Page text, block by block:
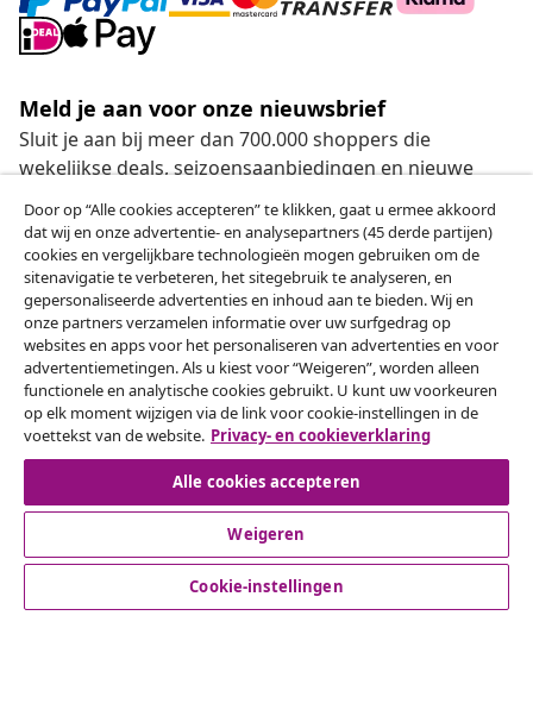
Meld je aan voor onze nieuwsbrief
Sluit je aan bij meer dan 700.000 shoppers die
wekelijkse deals, seizoensaanbiedingen en nieuwe
Onze sociale media
Herroeping van de overeenkomst
Een annulering voor je bestelling indienen
Herroeping van de overeenkomst
Klantenservice
Door op “Alle cookies accepteren” te klikken, gaat u ermee akkoord
dat wij en onze advertentie- en analysepartners (45 derde partijen)
cookies en vergelijkbare technologieën mogen gebruiken om de
sitenavigatie te verbeteren, het sitegebruik te analyseren, en
gepersonaliseerde advertenties en inhoud aan te bieden. Wij en
onze partners verzamelen informatie over uw surfgedrag op
websites en apps voor het personaliseren van advertenties en voor
advertentiemetingen. Als u kiest voor “Weigeren”, worden alleen
functionele en analytische cookies gebruikt. U kunt uw voorkeuren
op elk moment wijzigen via de link voor cookie-instellingen in de
voettekst van de website. Privacy- en cookieverklaring
Alle cookies accepteren
Weigeren
Cookie-instellingen